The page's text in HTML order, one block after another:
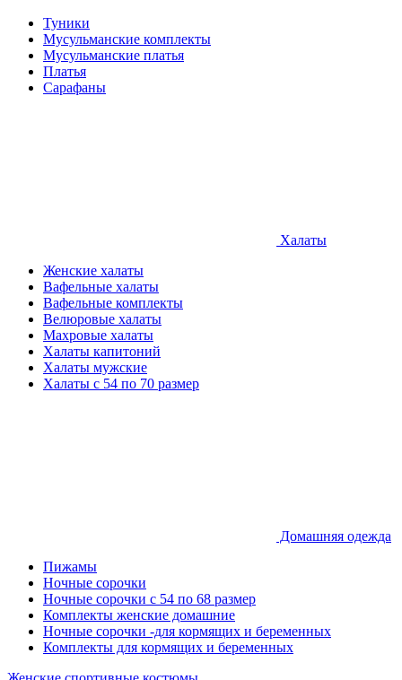
Туники
Мусульманские комплекты
Мусульманские платья
Платья
Сарафаны
Халаты
Женские халаты
Вафельные халаты
Вафельные комплекты
Велюровые халаты
Махровые халаты
Халаты капитоний
Халаты мужские
Халаты с 54 по 70 размер
Домашняя одежда
Пижамы
Ночные сорочки
Ночные сорочки с 54 по 68 размер
Комплекты женские домашние
Ночные сорочки -для кормящих и беременных
Комплекты для кормящих и беременных